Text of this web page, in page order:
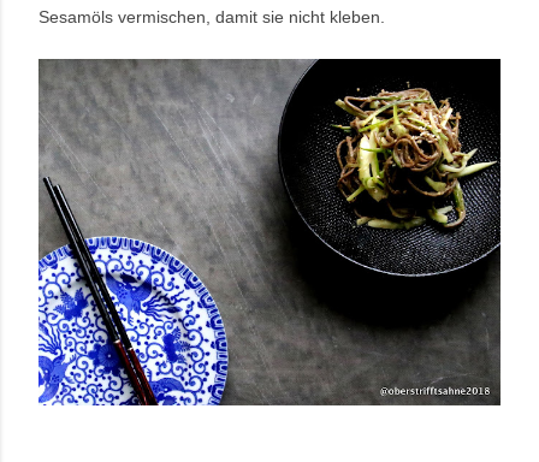
Sesamöls vermischen, damit sie nicht kleben.